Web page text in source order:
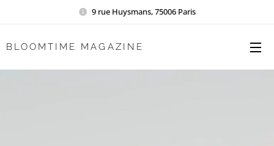
9 rue Huysmans, 75006 Paris
BLOOMTIME MAGAZINE